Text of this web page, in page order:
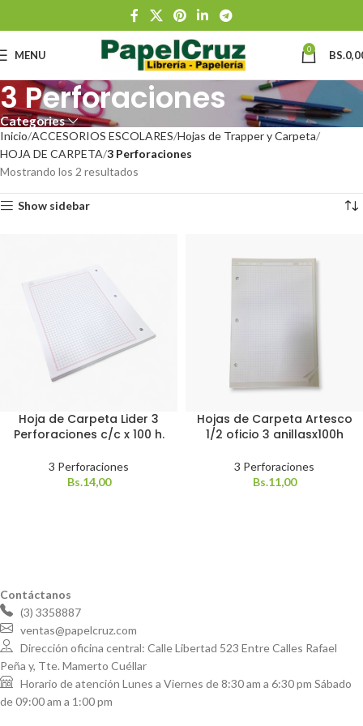
MENU 0 BS.
3 Perforaciones
Categories
Inicio ACCESORIOS ESCOLARES Hojas de Trapper y Carpeta
HOJA DE CARPETA 3 Perforaciones
Mostrando los 2 resultados
Show sidebar
Hoja de Carpeta Lider 3
Perforaciones c/c x 100 h.
3 Perforaciones
Bs.14,00
Hojas de Carpeta Artesco
1/2 oficio 3 anillasx100h
3 Perforaciones
Bs.11,00
Contáctanos
(3) 3358887
ventas@papelcruz.com
Dirección oficina central: Calle Libertad 523 Entre Calles Rafael
Peña y, Tte. Mamerto Cuéllar
Horario de atención Lunes a Viernes de 8:30 am a 6:30 pm Sábado
de 09:00 am a 1:00 pm